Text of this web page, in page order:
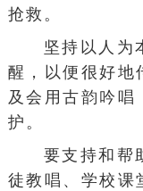
抢救。
坚持以人为
醒，以便很好地
及会用古韵吟唱
护。
要支持和帮
徒教唱、学校课